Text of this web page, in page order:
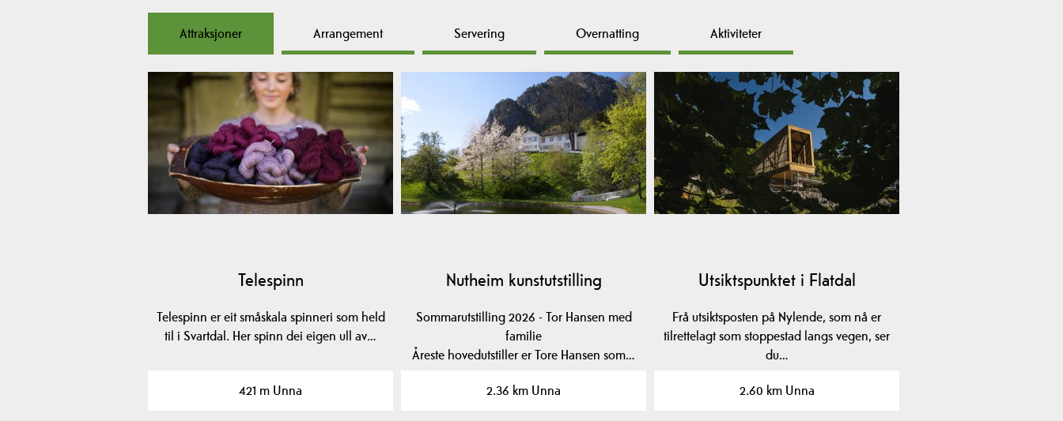
Attraksjoner Arrangement Servering Overnatting Aktiviteter
Telespinn
Telespinn er eit småskala spinneri som held
til i Svartdal. Her spinn dei eigen ull av…
421 m Unna
Nutheim kunstutstilling
Sommarutstilling 2026 - Tor Hansen med
familie
Åreste hovedutstiller er Tore Hansen som…
2.36 km Unna
Utsiktspunktet i Flatdal
Frå utsiktsposten på Nylende, som nå er
tilrettelagt som stoppestad langs vegen, ser
du…
2.60 km Unna